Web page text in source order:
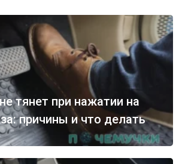
тянет при нажатии на
причины и что делать